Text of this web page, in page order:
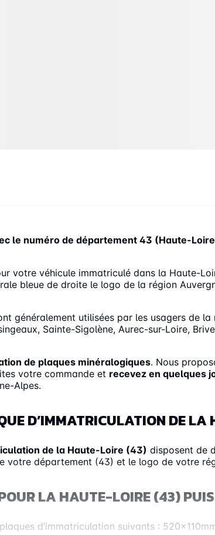
le numéro de département 43 (Haute-
votre véhicule immatriculé dans la Haute-
bleue de droite le logo de la région
généralement utilisées par les usagers de
Sainte-Sigolène, Aurec-sur-Loire,
de plaques minéralogiques. Nous
votre commande et recevez en quelques
Alpes.
D’IMMATRICULATION DE
de la Haute-Loire (43) disposent de
votre département (43) et le logo de votre
LA HAUTE-LOIRE (43)
d’immatriculation suivants :